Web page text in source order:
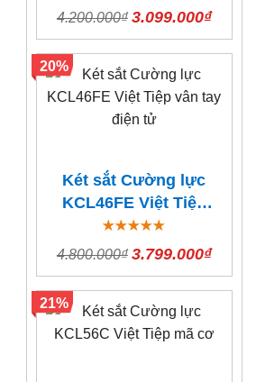
4.200.000₫ 3.099.000₫
Két sắt Cường lực
KCL46FE Việt Tiệp
vân tay điện tử
4.800.000₫ 3.799.000₫
20%
21%